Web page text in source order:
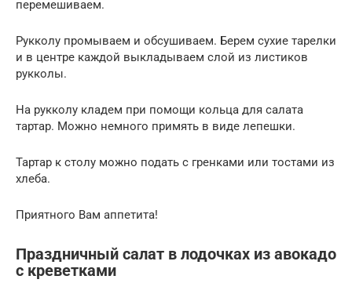
перемешиваем.
Рукколу промываем и обсушиваем. Берем сухие тарелки
и в центре каждой выкладываем слой из листиков
рукколы.
На рукколу кладем при помощи кольца для салата
тартар. Можно немного примять в виде лепешки.
Тартар к столу можно подать с гренками или тостами из
хлеба.
Приятного Вам аппетита!
Праздничный салат в лодочках из авокадо
с креветками